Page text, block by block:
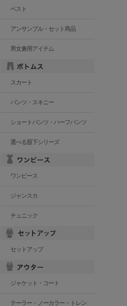
ベスト
アンサンブル・セット商品
男女兼用アイテム
スカート
パンツ・スキニー
ショートパンツ・ハーフパンツ
選べる股下シリーズ
ワンピース
ジャンスカ
チュニック
セットアップ
ジャケット・コート
テーラー・ノーカラー・トレン